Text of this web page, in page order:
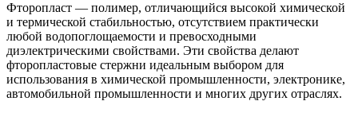
Фторопласт — полимер, отличающийся высокой химической
и термической стабильностью, отсутствием практически
любой водопоглощаемости и превосходными
диэлектрическими свойствами. Эти свойства делают
фторопластовые стержни идеальным выбором для
использования в химической промышленности, электронике,
автомобильной промышленности и многих других отраслях.